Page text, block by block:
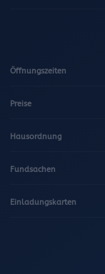
Öffnungszeiten
Preise
Hausordnung
Fundsachen
Einladungskarten